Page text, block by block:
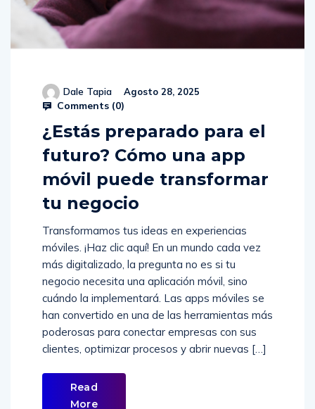
Dale Tapia Agosto 28, 2025
Comments (0)
¿Estás preparado para el
futuro? Cómo una app
móvil puede transformar
tu negocio
Transformamos tus ideas en experiencias
móviles. ¡Haz clic aquí! En un mundo cada vez
más digitalizado, la pregunta no es si tu
negocio necesita una aplicación móvil, sino
cuándo la implementará. Las apps móviles se
han convertido en una de las herramientas más
poderosas para conectar empresas con sus
clientes, optimizar procesos y abrir nuevas […]
Read
More